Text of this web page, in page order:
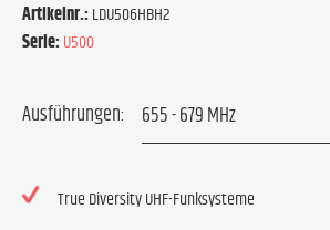
Artikelnr.:LDU506HBH2
Serie:U500
Ausführungen:
True Diversity UHF-Funksysteme